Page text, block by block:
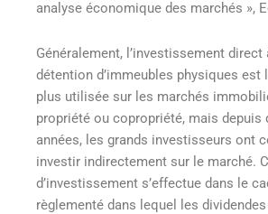
analyse économique des marchés »,
Généralement, l’investissement direct
détention d’immeubles physiques est
plus utilisée sur les marchés
propriété ou copropriété, mais depuis
années, les grands investisseurs ont
investir indirectement sur le marché.
d’investissement s’effectue dans le
règlementé dans lequel les